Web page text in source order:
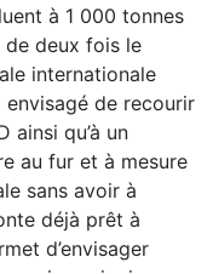
à 1 000 tonnes
de deux fois le
internationale
envisagé de recourir
ainsi qu’à un
au fur et à mesure
sans avoir à
déjà prêt à
d’envisager